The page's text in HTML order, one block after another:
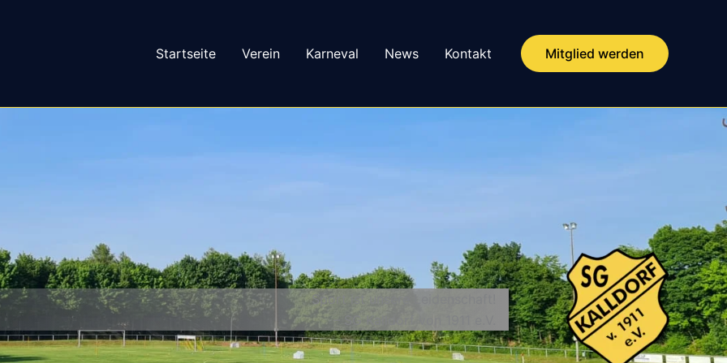
Startseite Verein Karneval News Kontakt Mitglied werden
Sport ist unsere Leidenschaft!